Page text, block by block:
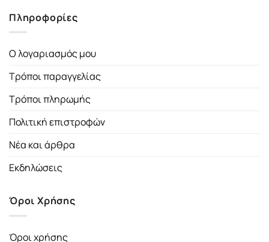
Πληροφορίες
Ο λογαριασμός μου
Τρόποι παραγγελίας
Τρόποι πληρωμής
Πολιτική επιστροφών
Νέα και άρθρα
Εκδηλώσεις
Όροι Χρήσης
Όροι χρήσης